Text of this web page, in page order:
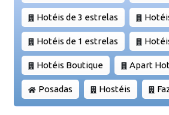
Hotéis de 3 estrelas
Hotéis de 1 estrelas
Hotéis Boutique Apart
Posadas Hostéis